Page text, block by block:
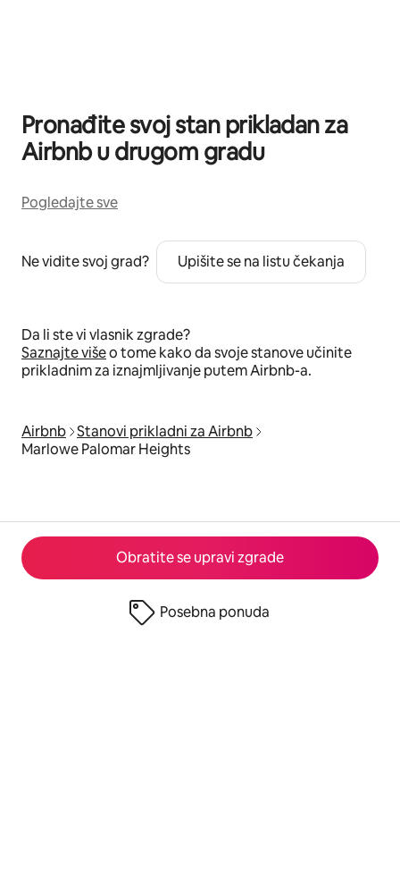
Obratite se upravi zgrade
Posebna ponuda
Pronađite svoj stan prikladan za
Airbnb u drugom gradu
Pogledajte sve
Ne vidite svoj grad? Upišite se na listu čekanja
Da li ste vi vlasnik zgrade?
Saznajte višeo tome kako da svoje stanove učinite
prikladnim za iznajmljivanje putem Airbnb-a.
Airbnb Stanovi prikladni za Airbnb
Marlowe Palomar Heights